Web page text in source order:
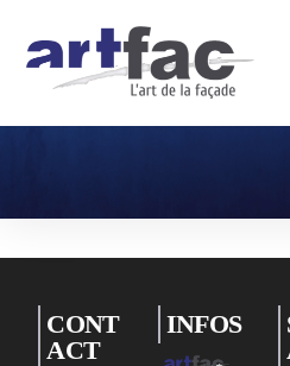
CONT
ACT
INFOS